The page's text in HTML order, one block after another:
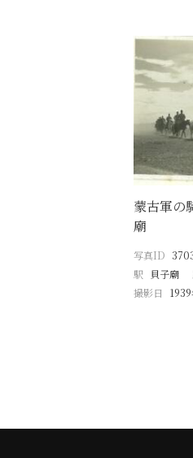
蒙古軍
廟
写真ID
駅 貝子廟
撮影日